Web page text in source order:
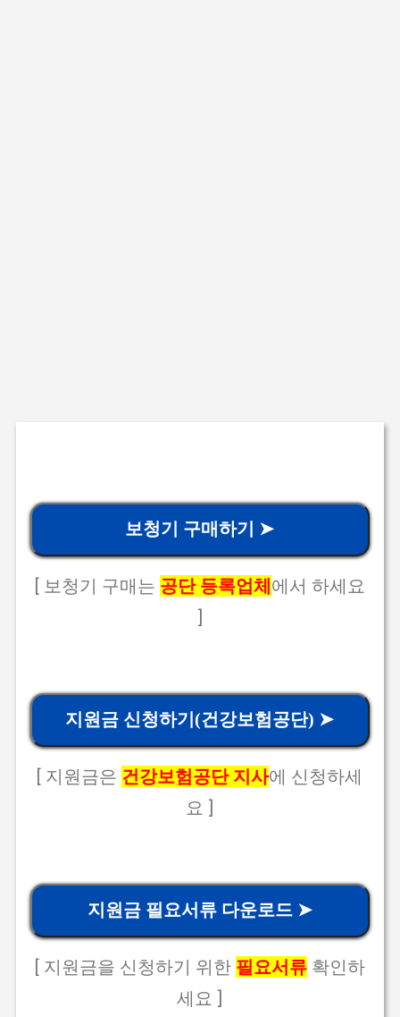
보청기 구매하기 ➤
[ 보청기 구매는 공단 등록업체에서 하세요
]
지원금 신청하기(건강보험공단) ➤
[ 지원금은 건강보험공단 지사에 신청하세
요 ]
지원금 필요서류 다운로드 ➤
[ 지원금을 신청하기 위한 필요서류확인하
세요 ]